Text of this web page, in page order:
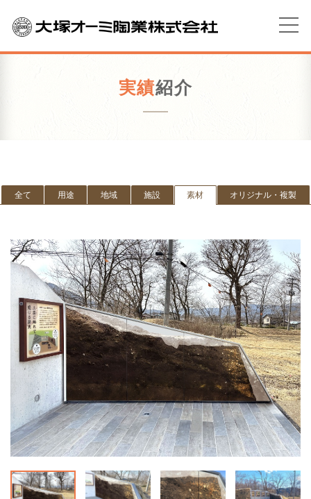
実績紹介
全て 用途 地域 施設 素材 オリジナル・複製